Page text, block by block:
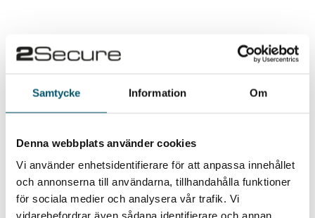
Samtycke Information Om
Denna webbplats använder cookies
Vi använder enhetsidentifierare för att anpassa innehållet
och annonserna till användarna, tillhandahålla funktioner
för sociala medier och analysera vår trafik. Vi
vidarebefordrar även sådana identifierare och annan
Please fill in the information below, and we will email